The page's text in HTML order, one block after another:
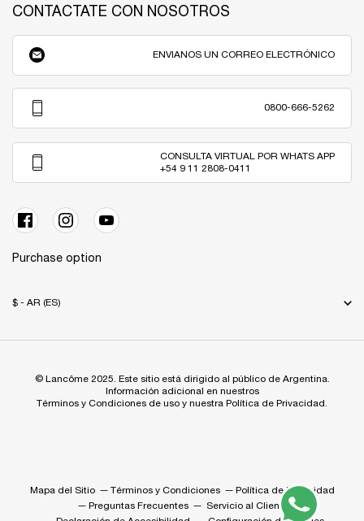
CONTACTATE CON NOSOTROS
ENVIANOS UN CORREO ELECTRÓNICO
0800-666-5262
CONSULTA VIRTUAL POR WHATS APP
+54 9 11 2808-0411
Purchase option
$ - AR (ES)
© Lancôme 2025. Este sitio está dirigido al público de Argentina.
Información adicional en nuestros
Términos y Condiciones de uso y nuestra Política de Privacidad.
Mapa del Sitio Términos y Condiciones
Política de Privacidad
Preguntas Frecuentes
Servicio al Cliente